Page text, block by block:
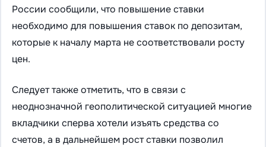
России сообщили, что повышение ставки
необходимо для повышения ставок по депозитам,
которые к началу марта не соответствовали росту
цен.
Следует также отметить, что в связи с
неоднозначной геополитической ситуацией многие
вкладчики сперва хотели изъять средства со
счетов, а в дальнейшем рост ставки позволил